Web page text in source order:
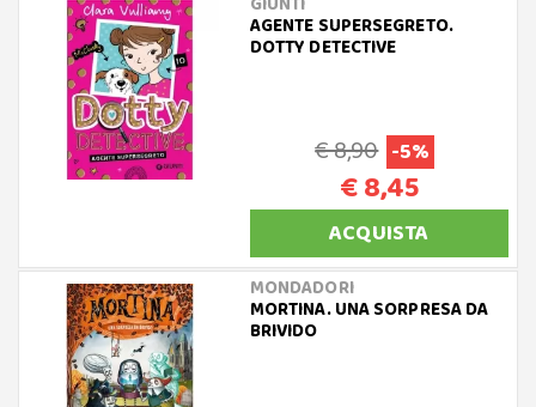
AGENTE SUPERSEGRETO.
DOTTY DETECTIVE
€ 8,90 -5%
€ 8,45
ACQUISTA
MONDADORI
MORTINA. UNA SORPRESA DA
BRIVIDO